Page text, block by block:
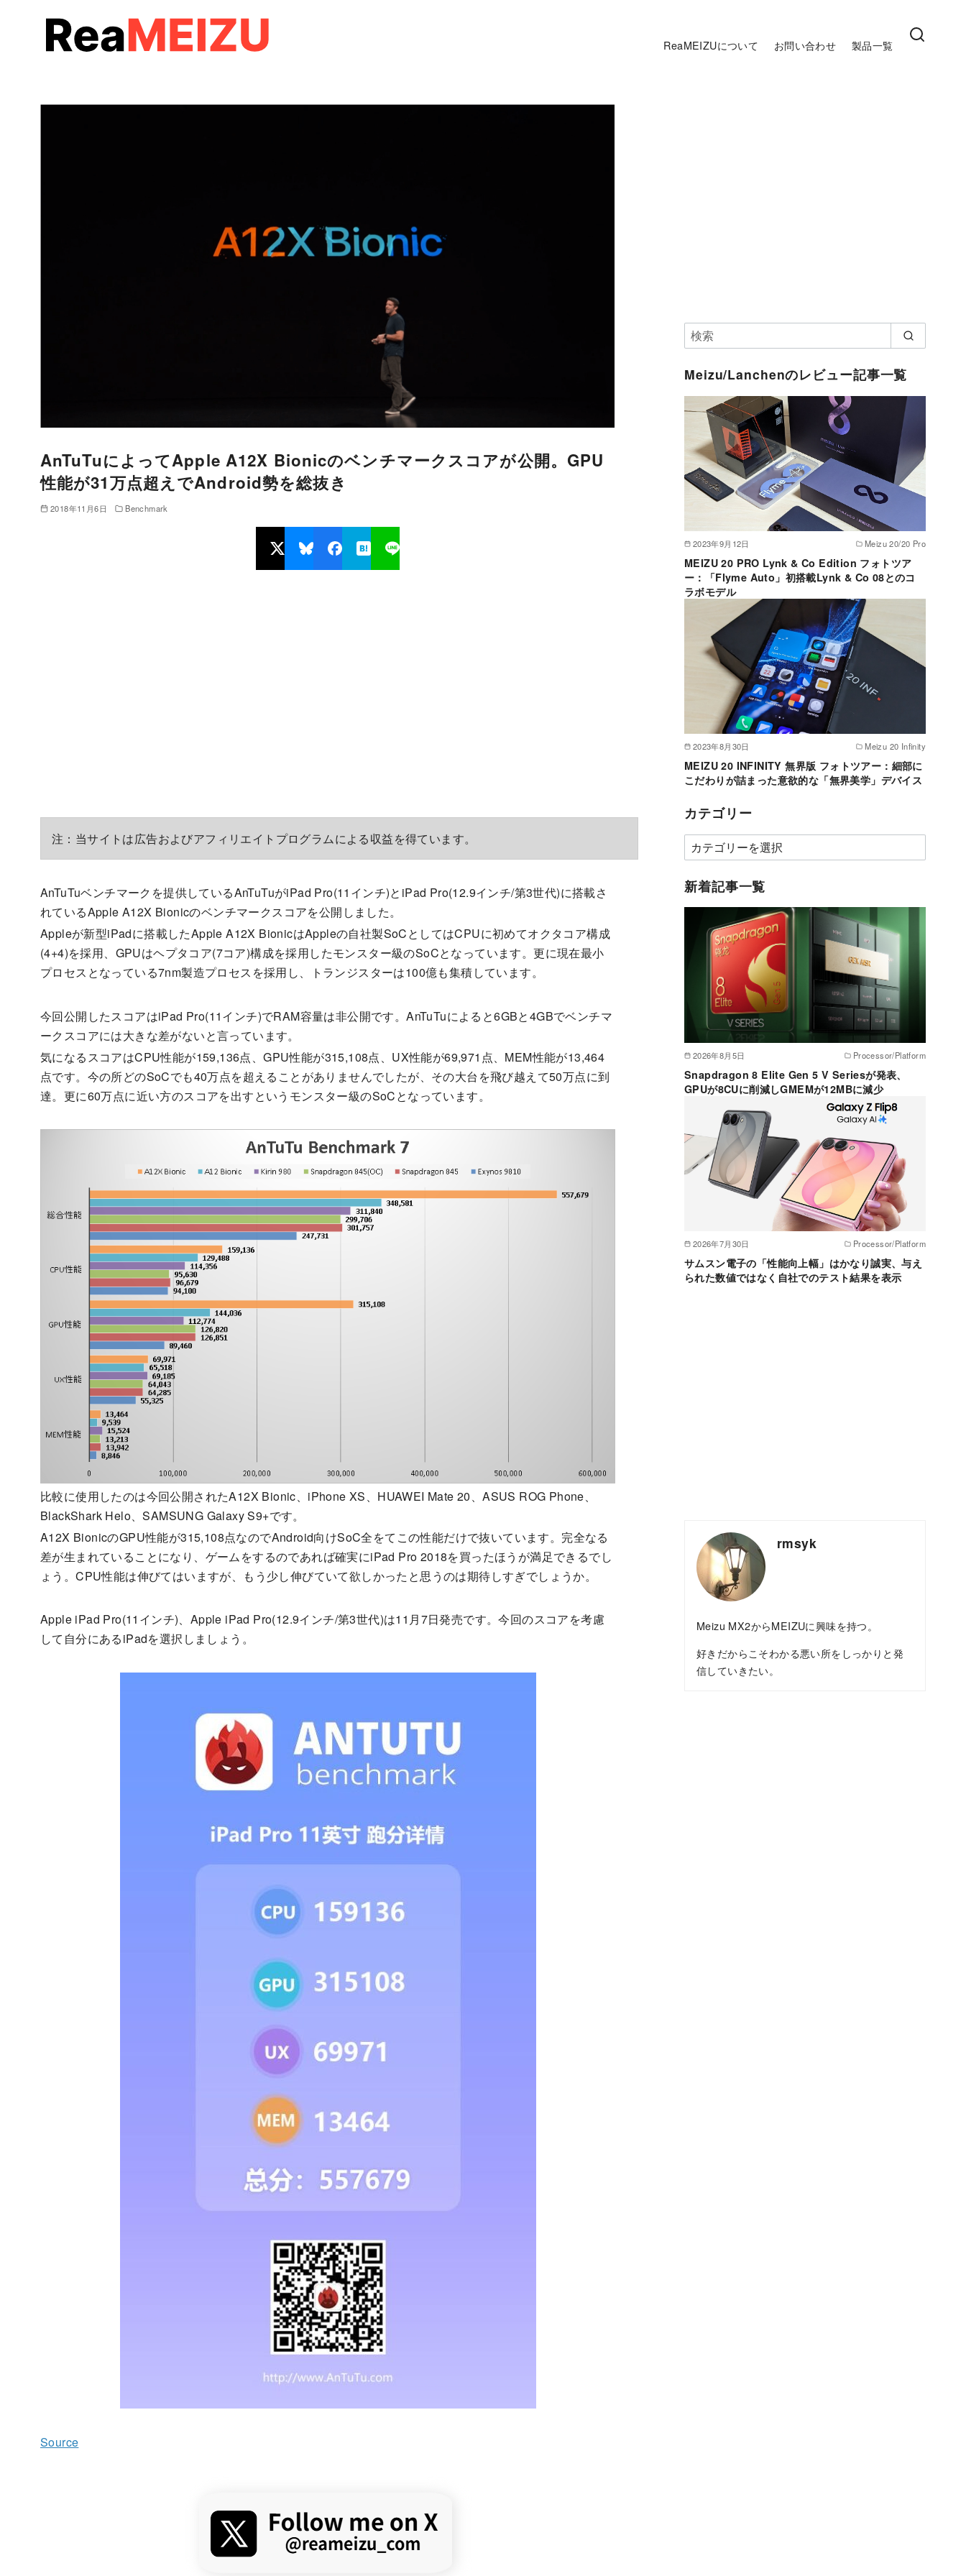
ReaMEIZUについて お問い合わせ 製品一覧
AnTuTuによってApple A12X Bionicのベンチマークスコアが公開。GPU
性能が31万点超えでAndroid勢を総抜き
2018年11月6日 Benchmark
注：当サイトは広告およびアフィリエイトプログラムによる収益を得ています。
AnTuTuベンチマークを提供しているAnTuTuがiPad Pro(11インチ)とiPad Pro(12.9インチ/第3世代)に搭載さ
れているApple A12X Bionicのベンチマークスコアを公開しました。
Appleが新型iPadに搭載したApple A12X BionicはAppleの自社製SoCとしてはCPUに初めてオクタコア構成
(4+4)を採用、GPUはヘプタコア(7コア)構成を採用したモンスター級のSoCとなっています。更に現在最小
プロセスとなっている7nm製造プロセスを採用し、トランジスターは100億も集積しています。
今回公開したスコアはiPad Pro(11インチ)でRAM容量は非公開です。AnTuTuによると6GBと4GBでベンチマ
ークスコアには大きな差がないと言っています。
気になるスコアはCPU性能が159,136点、GPU性能が315,108点、UX性能が69,971点、MEM性能が13,464
点です。今の所どのSoCでも40万点を超えることがありませんでしたが、その大台を飛び越えて50万点に到
達。更に60万点に近い方のスコアを出すというモンスター級のSoCとなっています。
比較に使用したのは今回公開されたA12X Bionic、iPhone XS、HUAWEI Mate 20、ASUS ROG Phone、
BlackShark Helo、SAMSUNG Galaxy S9+です。
A12X BionicのGPU性能が315,108点なのでAndroid向けSoC全をてこの性能だけで抜いています。完全なる
差が生まれていることになり、ゲームをするのであれば確実にiPad Pro 2018を買ったほうが満足できるでし
ょう。CPU性能は伸びてはいますが、もう少し伸びていて欲しかったと思うのは期待しすぎでしょうか。
Apple iPad Pro(11インチ)、Apple iPad Pro(12.9インチ/第3世代)は11月7日発売です。今回のスコアを考慮
して自分にあるiPadを選択しましょう。
Source
Meizu/Lanchenのレビュー記事一覧
2023年9月12日 Meizu 20/20 Pro
MEIZU 20 PRO Lynk & Co Edition フォトツア
ー：「Flyme Auto」初搭載Lynk & Co 08とのコ
ラボモデル
2023年8月30日 Meizu 20 Infinity
MEIZU 20 INFINITY 無界版 フォトツアー：細部に
こだわりが詰まった意欲的な「無界美学」デバイス
カテゴリー
カ
テ
ゴ
新着記事一覧
2026年8月5日 Processor/Platform
Snapdragon 8 Elite Gen 5 V Seriesが発表、
GPUが8CUに削減しGMEMが12MBに減少
2026年7月30日 Processor/Platform
サムスン電子の「性能向上幅」はかなり誠実、与え
られた数値ではなく自社でのテスト結果を表示
rmsyk
Meizu MX2からMEIZUに興味を持つ。
好きだからこそわかる悪い所をしっかりと発
信していきたい。